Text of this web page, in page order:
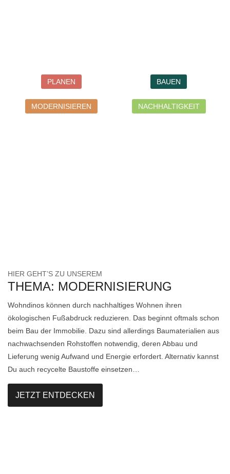
PLANEN BAUEN
MODERNISIEREN NACHHALTIGKEIT
HIER GEHT’S ZU UNSEREM
THEMA: MODERNISIERUNG
Wohndinos können durch nachhaltiges Wohnen ihren
ökologischen Fußabdruck reduzieren. Das beginnt oftmals schon
beim Bau der Immobilie. Dazu sind allerdings Baumaterialien aus
nachwachsenden Rohstoffen notwendig, deren Abbau und
Lieferung wenig Aufwand und Energie erfordert. Alternativ kannst
Du auch recycelte Baustoffe einsetzen…
JETZT ENTDECKEN